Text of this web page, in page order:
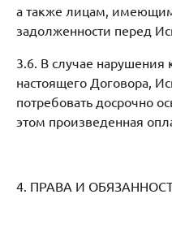
а также лицам,
задолженности перед
3.6. В случае
настоящего Договора,
потребовать досрочно
этом произведенная
4. ПРАВА И